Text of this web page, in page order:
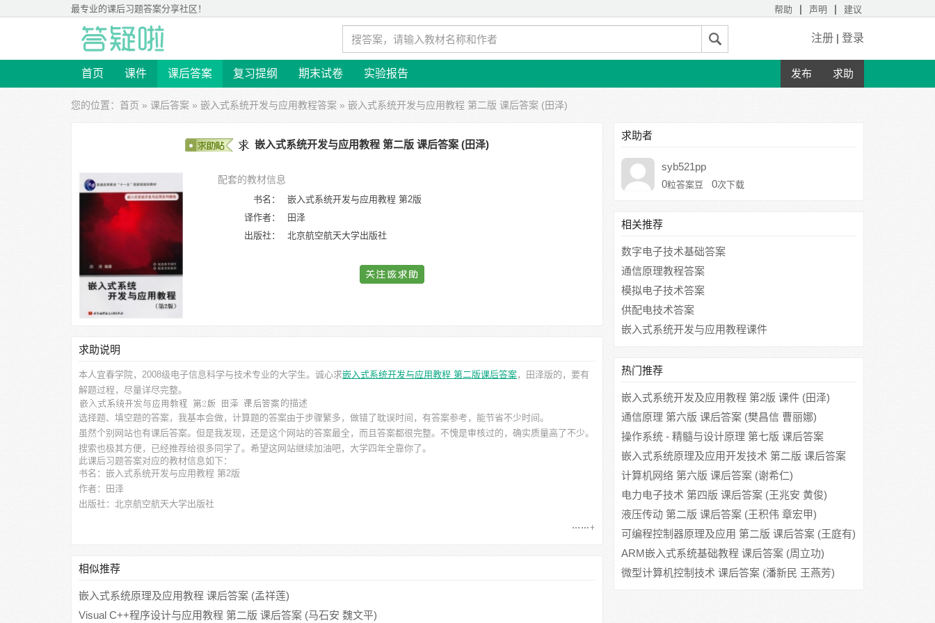
最专业的课后习题答案分享社区！ 帮助 | 声明 | 建议
注册 | 登录
首页 课件 课后答案 复习提纲 期末试卷 实验报告 发布 求助
您的位置： 首页 » 课后答案 » 嵌入式系统开发与应用教程答案 » 嵌入式系统开发与应用教程 第二版 课后答案 (田泽)
嵌入式系统开发与应用教程 第二版 课后答案 (田泽)
配套的教材信息
书名：
嵌入式系统开发与应用教程 第2版
译作者：
田泽
出版社：
北京航空航天大学出版社
求助说明
本人宜春学院，2008级电子信息科学与技术专业的大学生。诚心求嵌入式系统开发与应用教程 第二版课后答案，田泽版的，要有
解题过程，尽量详尽完整。
的描述
选择题、填空题的答案，我基本会做，计算题的答案由于步骤繁多，做错了耽误时间，有答案参考，能节省不少时间。
虽然个别网站也有课后答案。但是我发现，还是这个网站的答案最全，而且答案都很完整。不愧是审核过的，确实质量高了不少。
搜索也极其方便，已经推荐给很多同学了。希望这网站继续加油吧，大学四年全靠你了。
此课后习题答案对应的教材信息如下：
书名：嵌入式系统开发与应用教程 第2版
作者：田泽
出版社：北京航空航天大学出版社
相似推荐
嵌入式系统原理及应用教程 课后答案 (孟祥莲)
Visual C++程序设计与应用教程 第二版 课后答案 (马石安 魏文平)
求助者
syb521pp
0粒答案豆 0次下载
相关推荐
数字电子技术基础答案
通信原理教程答案
模拟电子技术答案
供配电技术答案
嵌入式系统开发与应用教程课件
热门推荐
嵌入式系统开发及应用教程 第2版 课件 (田泽)
通信原理 第六版 课后答案 (樊昌信 曹丽娜)
操作系统 - 精髓与设计原理 第七版 课后答案
(William Stallings)
嵌入式系统原理及应用开发技术 第二版 课后答案
(桑楠 雷航)
计算机网络 第六版 课后答案 (谢希仁)
电力电子技术 第四版 课后答案 (王兆安 黄俊)
液压传动 第二版 课后答案 (王积伟 章宏甲)
可编程控制器原理及应用 第二版 课后答案 (王庭有)
ARM嵌入式系统基础教程 课后答案 (周立功)
微型计算机控制技术 课后答案 (潘新民 王燕芳)